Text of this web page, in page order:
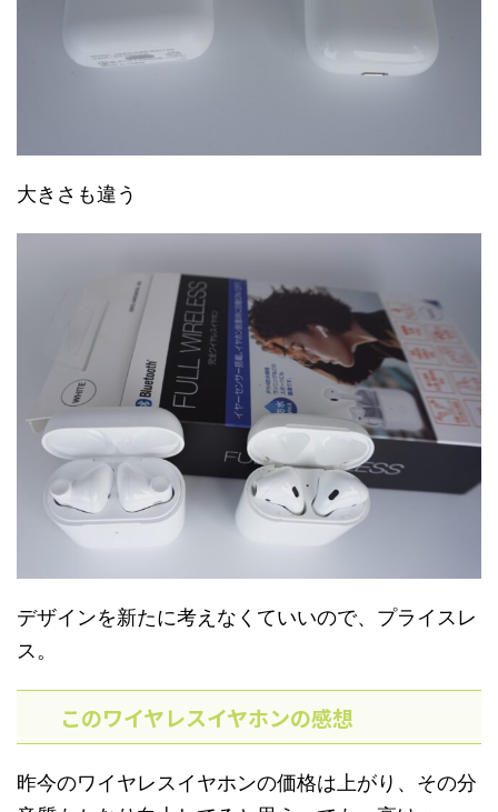
大きさも違う
デザインを新たに考えなくていいので、プライスレ
ス。
このワイヤレスイヤホンの感想
昨今のワイヤレスイヤホンの価格は上がり、その分